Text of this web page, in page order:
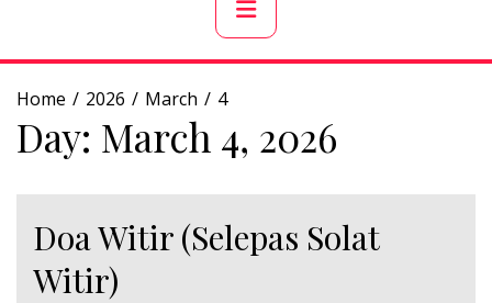
Primary
Menu
Home 2026 March 4
Day: March 4, 2026
Doa Witir (Selepas Solat
Witir)